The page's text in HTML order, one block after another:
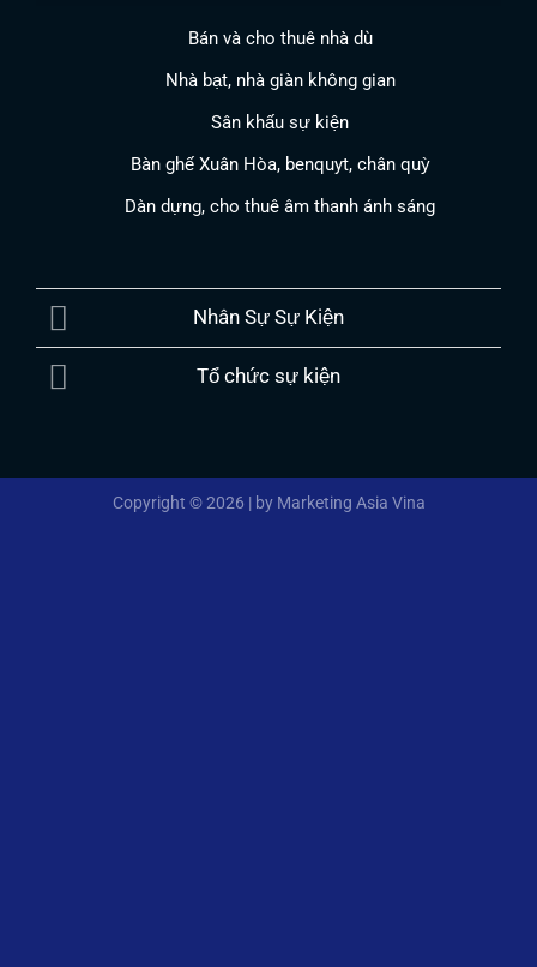
Bán và cho thuê nhà dù
Nhà bạt, nhà giàn không gian
Sân khấu sự kiện
Bàn ghế Xuân Hòa, benquyt, chân quỳ
Dàn dựng, cho thuê âm thanh ánh sáng
Nhân Sự Sự Kiện
Tổ chức sự kiện
Copyright © 2026 | by Marketing Asia Vina